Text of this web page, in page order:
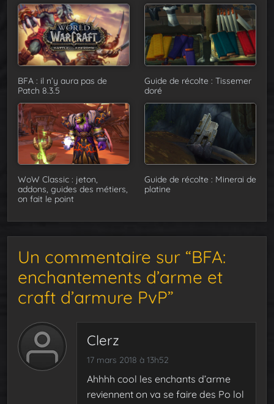
BFA : il n’y aura pas de
Patch 8.3.5
Guide de récolte : Tissemer
doré
WoW Classic : jeton,
addons, guides des métiers,
on fait le point
Guide de récolte : Minerai de
platine
Un commentaire sur “BFA:
enchantements d’arme et
craft d’armure PvP”
Clerz
17 mars 2018 à 13h52
Ahhhh cool les enchants d’arme
reviennent on va se faire des Po lol